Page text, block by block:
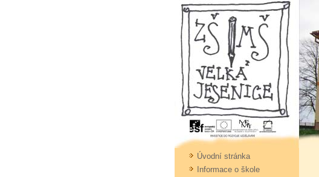
Úvodní stránka
Informace o škole